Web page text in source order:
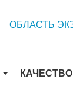
ОБЛАСТЬ
КАЧЕСТВО